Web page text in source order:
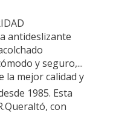
antideslizante
y seguro,...
la mejor calidad y
1985. Esta
con